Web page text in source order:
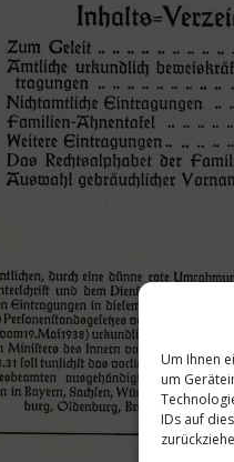
Um Ihnen
um
IDs auf